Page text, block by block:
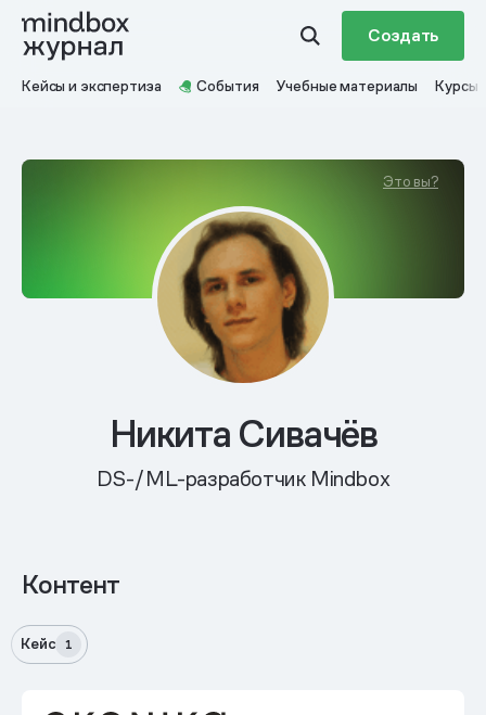
Создать
Кейсы и экспертиза События Учебные материалы Курсы
Это вы?
Никита Сивачёв
DS-/ML-разработчик Mindbox
Контент
Кейс 1